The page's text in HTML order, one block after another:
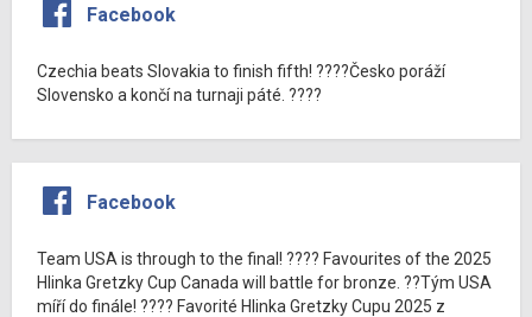
Facebook
Czechia beats Slovakia to finish fifth! ????Česko poráží
Slovensko a končí na turnaji páté. ????
Facebook
Team USA is through to the final! ???? Favourites of the 2025
Hlinka Gretzky Cup Canada will battle for bronze. ??Tým USA
míří do finále! ???? Favorité Hlinka Gretzky Cupu 2025 z